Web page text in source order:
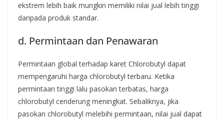
ekstrem lebih baik mungkin memiliki nilai jual lebih tinggi
daripada produk standar.
d. Permintaan dan Penawaran
Permintaan global terhadap karet Chlorobutyl dapat
mempengaruhi harga chlorobutyl terbaru. Ketika
permintaan tinggi lalu pasokan terbatas, harga
chlorobutyl cenderung meningkat. Sebaliknya, jika
pasokan chlorobutyl melebihi permintaan, nilai jual dapat